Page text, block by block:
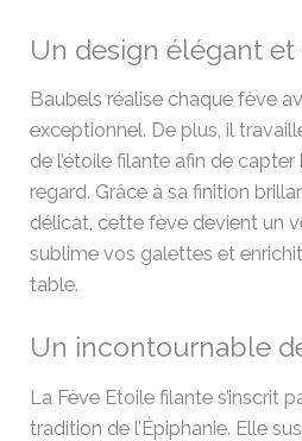
Un design élégant
Baubels réalise chaque fève
exceptionnel. De plus, il
de l’étoile filante afin de capter
regard. Grâce à sa finition
délicat, cette fève devient un
sublime vos galettes et
table.
Un incontournable
La Fève Etoile filante s’inscrit
tradition de l’Épiphanie. Elle